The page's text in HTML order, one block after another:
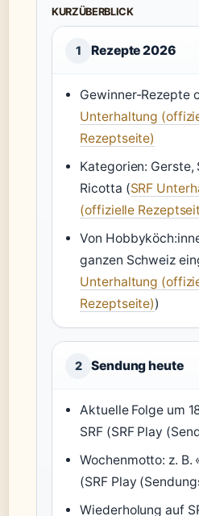
KURZÜBERBLICK
1 Rezepte 2026
Gewinner-Rezepte
Unterhaltung
Rezeptseite)
Kategorien: Gerste,
Ricotta (SRF
(offizielle
Von
ganzen Schweiz
Unterhaltung
Rezeptseite))
2 Sendung heute
Aktuelle Folge um
SRF (SRF Play
Wochenmotto: z. B.
(SRF Play
Wiederholung auf